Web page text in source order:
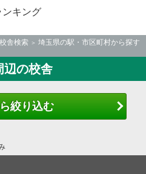
ンキング
校舎検索
埼玉県の駅・市区町村から探す
辺の校舎
絞り込む